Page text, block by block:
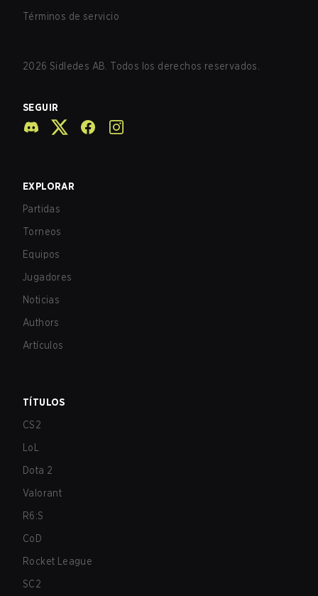
Términos de servicio
2026 Sidledes AB. Todos los derechos reservados.
SEGUIR
EXPLORAR
Partidas
Torneos
Equipos
Jugadores
Noticias
Authors
Artículos
TÍTULOS
CS2
LoL
Dota 2
Valorant
R6:S
CoD
Rocket League
SC2